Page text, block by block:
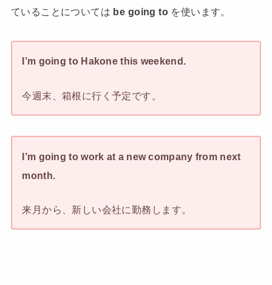
ていることについては be going to を使います。
I’m going to Hakone this weekend.
今週末、箱根に行く予定です。
I’m going to work at a new company from next
month.
来月から、新しい会社に勤務します。